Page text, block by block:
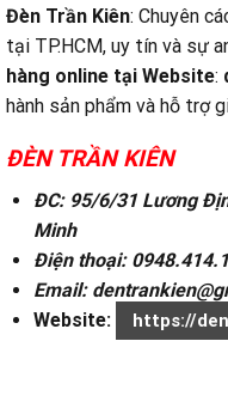
Đèn Trần Kiên: Chuyên
tại TP.HCM, uy tín và sự
hàng online tại Website:
hành sản phẩm và hỗ trợ
ĐÈN TRẦN KIÊN
ĐC: 95/6/31 Lương
Minh
Điện thoại:
Email:
Website:
https://